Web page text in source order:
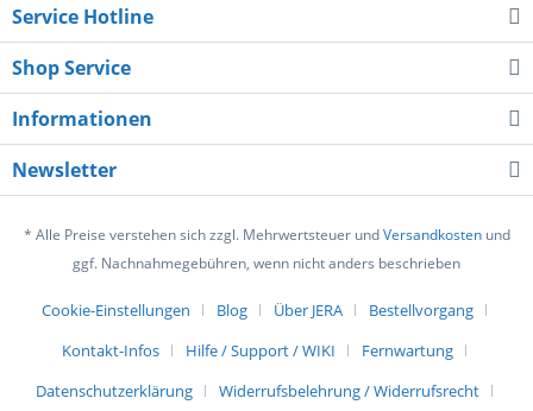
Service Hotline
Shop Service
Informationen
Newsletter
* Alle Preise verstehen sich zzgl. Mehrwertsteuer undVersandkostenund
ggf. Nachnahmegebühren, wenn nicht anders beschrieben
Cookie-Einstellungen Blog Über JERA
Bestellvorgang
Kontakt-Infos
Hilfe / Support / WIKI
Fernwartung
Datenschutzerklärung
Widerrufsbelehrung / Widerrufsrecht